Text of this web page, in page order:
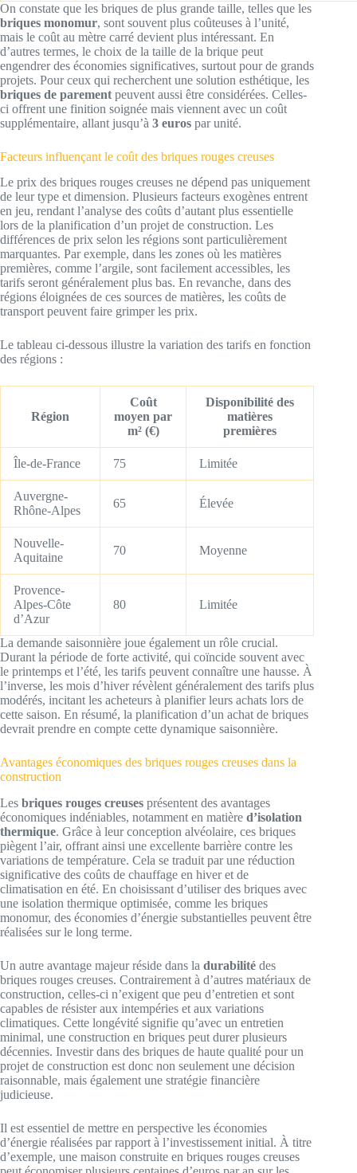
On constate que les briques de plus grande taille, telles que les
briques monomur, sont souvent plus coûteuses à l’unité,
mais le coût au mètre carré devient plus intéressant. En
d’autres termes, le choix de la taille de la brique peut
engendrer des économies significatives, surtout pour de grands
projets. Pour ceux qui recherchent une solution esthétique, les
briques de parement peuvent aussi être considérées. Celles-
ci offrent une finition soignée mais viennent avec un coût
supplémentaire, allant jusqu’à 3 euros par unité.
Facteurs influençant le coût des briques rouges creuses
Le prix des briques rouges creuses ne dépend pas uniquement
de leur type et dimension. Plusieurs facteurs exogènes entrent
en jeu, rendant l’analyse des coûts d’autant plus essentielle
lors de la planification d’un projet de construction. Les
différences de prix selon les régions sont particulièrement
marquantes. Par exemple, dans les zones où les matières
premières, comme l’argile, sont facilement accessibles, les
tarifs seront généralement plus bas. En revanche, dans des
régions éloignées de ces sources de matières, les coûts de
transport peuvent faire grimper les prix.
Le tableau ci-dessous illustre la variation des tarifs en fonction
des régions :
Région
Coût
moyen par
m² (€)
Disponibilité des
matières
premières
Île-de-France 75 Limitée
Auvergne-
Rhône-Alpes
65 Élevée
Nouvelle-
Aquitaine
70 Moyenne
Provence-
Alpes-Côte
d’Azur
80 Limitée
La demande saisonnière joue également un rôle crucial.
Durant la période de forte activité, qui coïncide souvent avec
le printemps et l’été, les tarifs peuvent connaître une hausse. À
l’inverse, les mois d’hiver révèlent généralement des tarifs plus
modérés, incitant les acheteurs à planifier leurs achats lors de
cette saison. En résumé, la planification d’un achat de briques
devrait prendre en compte cette dynamique saisonnière.
Avantages économiques des briques rouges creuses dans la
construction
Les briques rouges creuses présentent des avantages
économiques indéniables, notamment en matière d’isolation
thermique. Grâce à leur conception alvéolaire, ces briques
piègent l’air, offrant ainsi une excellente barrière contre les
variations de température. Cela se traduit par une réduction
significative des coûts de chauffage en hiver et de
climatisation en été. En choisissant d’utiliser des briques avec
une isolation thermique optimisée, comme les briques
monomur, des économies d’énergie substantielles peuvent être
réalisées sur le long terme.
Un autre avantage majeur réside dans la durabilité des
briques rouges creuses. Contrairement à d’autres matériaux de
construction, celles-ci n’exigent que peu d’entretien et sont
capables de résister aux intempéries et aux variations
climatiques. Cette longévité signifie qu’avec un entretien
minimal, une construction en briques peut durer plusieurs
décennies. Investir dans des briques de haute qualité pour un
projet de construction est donc non seulement une décision
raisonnable, mais également une stratégie financière
judicieuse.
Il est essentiel de mettre en perspective les économies
d’énergie réalisées par rapport à l’investissement initial. À titre
d’exemple, une maison construite en briques rouges creuses